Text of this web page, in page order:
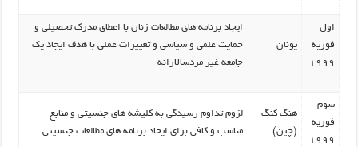
اول
فوریه
1999
یونان
ایجاد برنامه های مطالعات زنان با اعطای مدرک تحصیلی و
حمایت علمی و سیاسی و تغییرات عملی با هدف ایجاد یک
جامعه غیر مردسالارانه
سوم
فوریه
1999
هنگ کنگ
(چین)
لزوم تداوم رسیدگی به کلیشه های جنسیتی و منابع
مناسب و کافی برای ایحاد برنامه های مطالعات جنسیتی